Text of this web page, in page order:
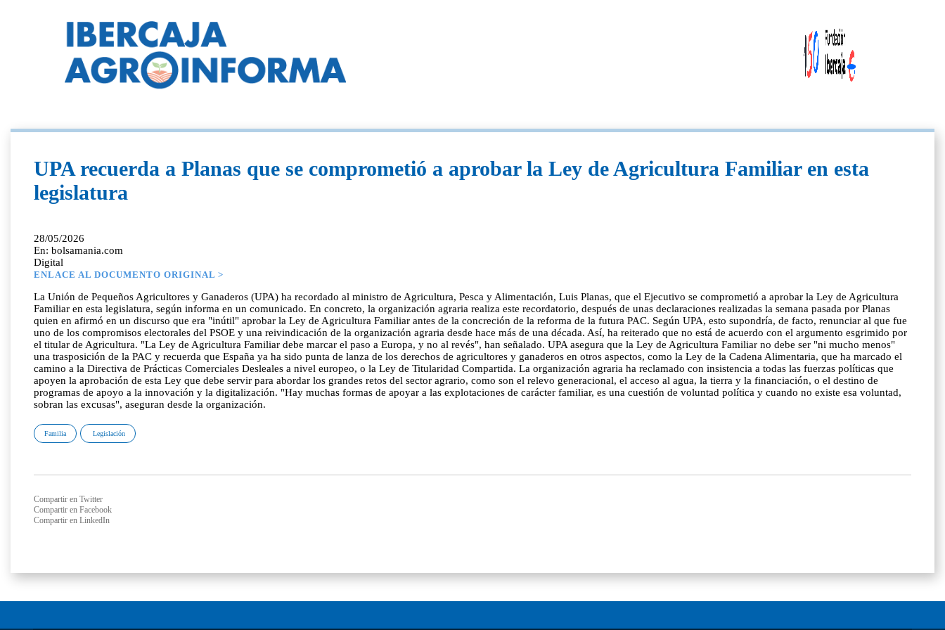
UPA recuerda a Planas que se comprometió a aprobar la Ley de Agricultura Familiar en esta
legislatura
28/05/2026
En: bolsamania.com
Digital
ENLACE AL DOCUMENTO ORIGINAL >
La Unión de Pequeños Agricultores y Ganaderos (UPA) ha recordado al ministro de Agricultura, Pesca y Alimentación, Luis Planas, que el Ejecutivo se comprometió a aprobar la Ley de Agricultura
Familiar en esta legislatura, según informa en un comunicado. En concreto, la organización agraria realiza este recordatorio, después de unas declaraciones realizadas la semana pasada por Planas
quien en afirmó en un discurso que era "inútil" aprobar la Ley de Agricultura Familiar antes de la concreción de la reforma de la futura PAC. Según UPA, esto supondría, de facto, renunciar al que fue
uno de los compromisos electorales del PSOE y una reivindicación de la organización agraria desde hace más de una década. Así, ha reiterado que no está de acuerdo con el argumento esgrimido por
el titular de Agricultura. "La Ley de Agricultura Familiar debe marcar el paso a Europa, y no al revés", han señalado. UPA asegura que la Ley de Agricultura Familiar no debe ser "ni mucho menos"
una trasposición de la PAC y recuerda que España ya ha sido punta de lanza de los derechos de agricultores y ganaderos en otros aspectos, como la Ley de la Cadena Alimentaria, que ha marcado el
camino a la Directiva de Prácticas Comerciales Desleales a nivel europeo, o la Ley de Titularidad Compartida. La organización agraria ha reclamado con insistencia a todas las fuerzas políticas que
apoyen la aprobación de esta Ley que debe servir para abordar los grandes retos del sector agrario, como son el relevo generacional, el acceso al agua, la tierra y la financiación, o el destino de
programas de apoyo a la innovación y la digitalización. "Hay muchas formas de apoyar a las explotaciones de carácter familiar, es una cuestión de voluntad política y cuando no existe esa voluntad,
sobran las excusas", aseguran desde la organización.
Familia Legislación
Compartir en Twitter
Compartir en Facebook
Compartir en LinkedIn